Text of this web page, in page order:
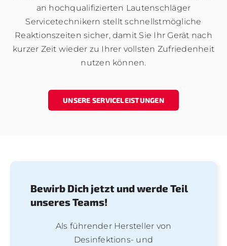
an hochqualifizierten Lautenschläger
Servicetechnikern stellt schnellstmögliche
Reaktionszeiten sicher, damit Sie Ihr Gerät nach
kurzer Zeit wieder zu Ihrer vollsten Zufriedenheit
nutzen können.
UNSERE SERVICELEISTUNGEN
Bewirb Dich jetzt und werde Teil
unseres Teams!
Als führender Hersteller von
Desinfektions- und